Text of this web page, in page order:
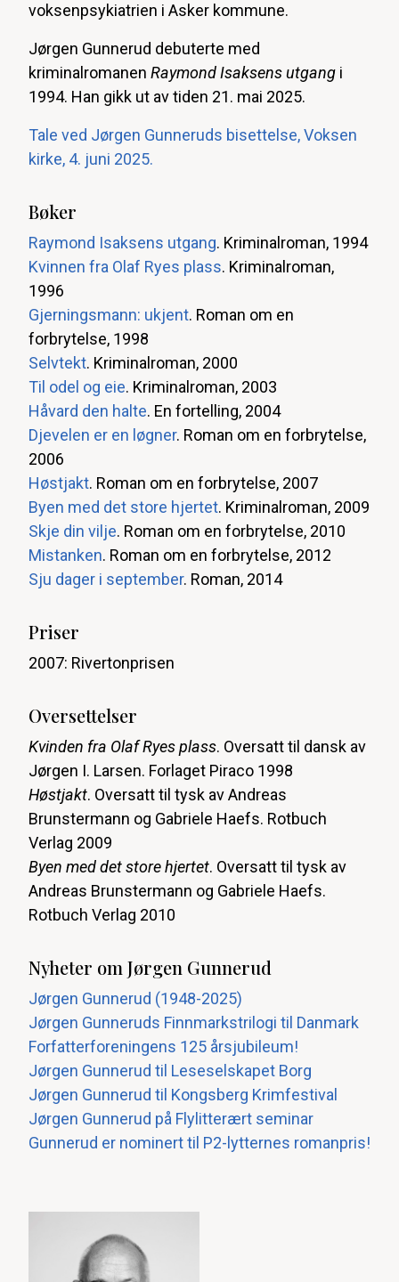
voksenpsykiatrien i Asker kommune.
Jørgen Gunnerud debuterte med
kriminalromanen Raymond Isaksens utgang i
1994. Han gikk ut av tiden 21. mai 2025.
Tale ved Jørgen Gunneruds bisettelse, Voksen
kirke, 4. juni 2025.
Bøker
Raymond Isaksens utgang. Kriminalroman, 1994
Kvinnen fra Olaf Ryes plass. Kriminalroman,
1996
Gjerningsmann: ukjent. Roman om en
forbrytelse, 1998
Selvtekt. Kriminalroman, 2000
Til odel og eie. Kriminalroman, 2003
Håvard den halte. En fortelling, 2004
Djevelen er en løgner. Roman om en forbrytelse,
2006
Høstjakt. Roman om en forbrytelse, 2007
Byen med det store hjertet. Kriminalroman, 2009
Skje din vilje. Roman om en forbrytelse, 2010
Mistanken. Roman om en forbrytelse, 2012
Sju dager i september. Roman, 2014
Priser
2007: Rivertonprisen
Oversettelser
Kvinden fra Olaf Ryes plass. Oversatt til dansk av
Jørgen I. Larsen. Forlaget Piraco 1998
Høstjakt. Oversatt til tysk av Andreas
Brunstermann og Gabriele Haefs. Rotbuch
Verlag 2009
Byen med det store hjertet. Oversatt til tysk av
Andreas Brunstermann og Gabriele Haefs.
Rotbuch Verlag 2010
Nyheter om Jørgen Gunnerud
Jørgen Gunnerud (1948-2025)
Jørgen Gunneruds Finnmarkstrilogi til Danmark
Forfatterforeningens 125 årsjubileum!
Jørgen Gunnerud til Leseselskapet Borg
Jørgen Gunnerud til Kongsberg Krimfestival
Jørgen Gunnerud på Flylitterært seminar
Gunnerud er nominert til P2-lytternes romanpris!